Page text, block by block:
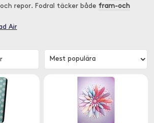
repor. Fodral täcker både fram-och
Air